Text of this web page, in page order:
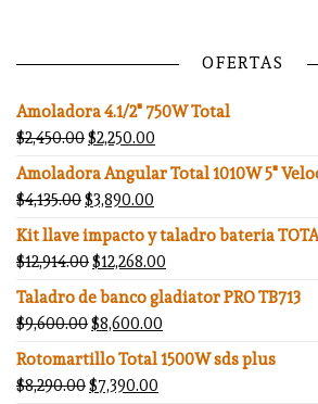
OFERTAS
Amoladora 4.1/2" 750W Total
$2,450.00El precio original era: $2,450.00.
$2,250.00
Amoladora Angular Total 1010W 5"
$4,135.00El precio original era: $4,135.00.
$3,890.00
Kit llave impacto y taladro bateria
$12,914.00El precio original era:
$12,268.00
Taladro de banco gladiator PRO TB713
$9,600.00El precio original era:
$8,600.00
Rotomartillo Total 1500W sds plus
$8,290.00El precio original era: $8,290.00.
$7,390.00